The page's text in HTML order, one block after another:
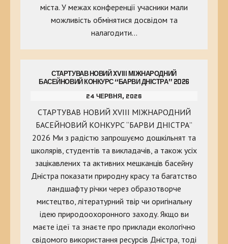
міста. У межах конференції учасники мали
можливість обмінятися досвідом та
налагодити…
СТАРТУВАВ НОВИЙ XVIII МІЖНАРОДНИЙ
БАСЕЙНОВИЙ КОНКУРС “БАРВИ ДНІСТРА” 2026
24 ЧЕРВНЯ, 2026
СТАРТУВАВ НОВИЙ XVIII МІЖНАРОДНИЙ
БАСЕЙНОВИЙ КОНКУРС “БАРВИ ДНІСТРА”
2026 Ми з радістю запрошуємо дошкільнят та
школярів, студентів та викладачів, а також усіх
зацікавлених та активних мешканців басейну
Дністра показати природну красу та багатство
ландшафту річки через образотворче
мистецтво, літературний твір чи оригінальну
ідею природоохоронного заходу. Якщо ви
маєте ідеї та знаєте про приклади екологічно
свідомого використання ресурсів Дністра, тоді